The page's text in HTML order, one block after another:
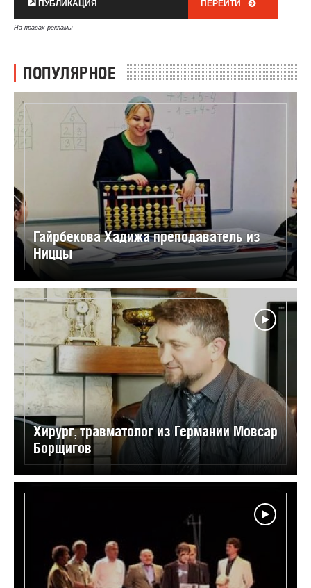
ПУБЛИКАЦИЯ ПЕРЕЙТИ
На правах рекламы
ПОПУЛЯРНОЕ
Гайрбекова Хадижа преподаватель из
Ниццы
Хирург, травматолог из Германии Мовсар
Борщигов